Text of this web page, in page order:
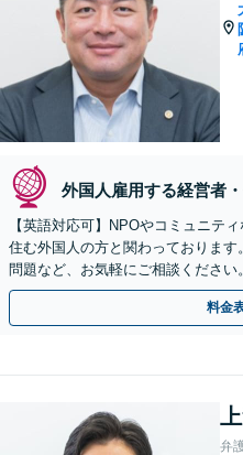
外国人雇用する経営者
【英語対応可】NPOやコミュニテ
住む外国人の方と関わっておりま
問題など、お気軽にご相談くださ
ポートいたします【夜間・休日相談
料金
弁